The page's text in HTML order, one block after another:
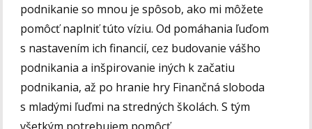
podnikanie so mnou je spôsob, ako mi môžete
pomôcť naplniť túto víziu. Od pomáhania ľuďom
s nastavením ich financií, cez budovanie vášho
podnikania a inšpirovanie iných k začatiu
podnikania, až po hranie hry Finančná sloboda
s mladými ľuďmi na stredných školách. S tým